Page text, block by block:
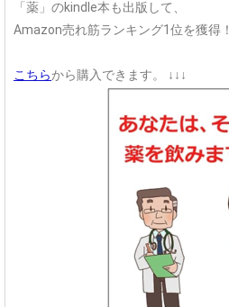
「薬」のkindle本も出版して、
Amazon売れ筋ランキング1位を獲得！
こちらから購入できます。 ↓↓↓